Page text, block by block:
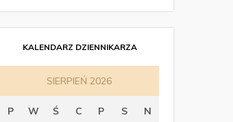
KALENDARZ DZIENNIKARZA
SIERPIEŃ 2026
P W Ś C P S N